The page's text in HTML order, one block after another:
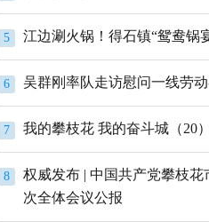
5 江边涮火锅！得石镇“鸳鸯锅
6 吴群刚率队走访慰问一线劳
7 我的攀枝花 我的奋斗城（20
8
权威发布 | 中国共产党攀枝
次全体会议公报